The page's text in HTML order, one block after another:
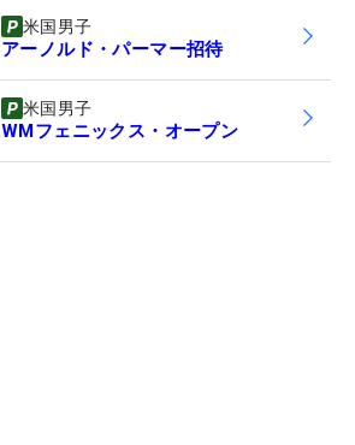
米国男子
アーノルド・パーマー招待
米国男子
WMフェニックス・オープン